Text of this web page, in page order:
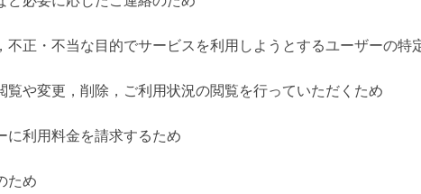
不正・不当な目的でサービスを利用しようとするユーザーの特
覧や変更，削除，ご利用状況の閲覧を行っていただくため
に利用料金を請求するため
ため